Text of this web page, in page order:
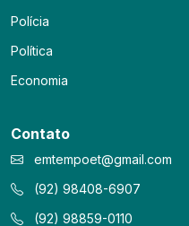
Polícia
Política
Economia
Contato
emtempoet@gmail.com
(92) 98408-6907
(92) 98859-0110